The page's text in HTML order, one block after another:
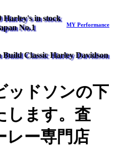
Harley's in stock
No.1
MY Performance
Classic Harley Davidson
ッドソンの下
します。査
レー専門店